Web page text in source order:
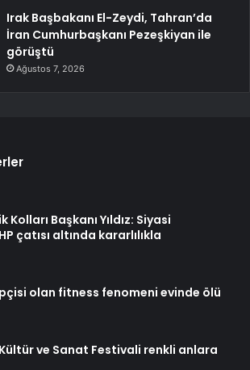
Irak Başbakanı El-Zeydi, Tahran’da
İran Cumhurbaşkanı Pezeşkiyan ile
görüştü
Ağustos 7, 2026
Kolları Başkanı Yıldız: Siyasi
çatısı altında kararlılıkla
olan fitness fenomeni evinde ölü
ve Sanat Festivali renkli anlara